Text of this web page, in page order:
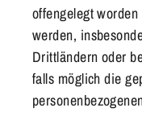
offengelegt
werden,
Drittländern oder
falls möglich die